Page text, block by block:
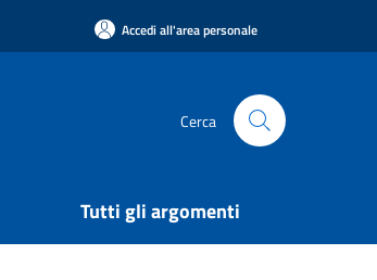
Accedi all'area personale
Cerca
Tutti gli argomenti